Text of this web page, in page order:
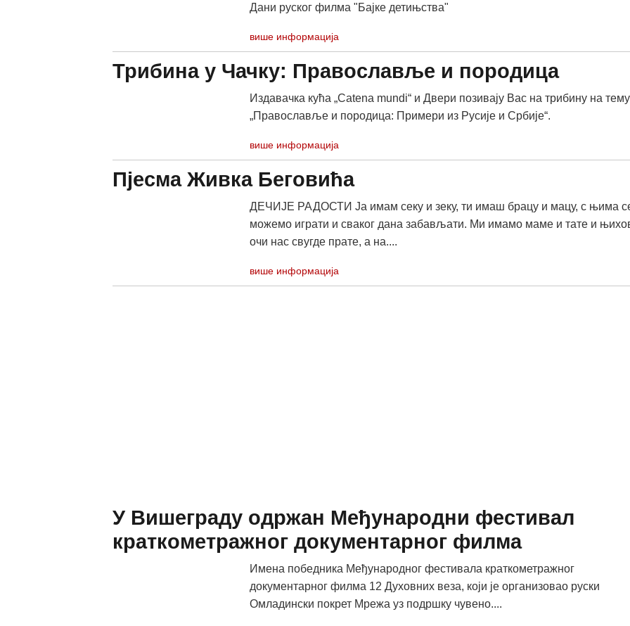
Дани руског филма "Бајке детињства"
више информација
Трибина у Чачку: Православље и породица
Издавачка кућа „Catena mundi“ и Двери позивају Вас на трибину на тему
„Православље и породица: Примери из Русије и Србије“.
више информација
Пјесма Живка Беговића
ДЕЧИЈЕ РАДОСТИ Ја имам секу и зеку, ти имаш брацу и мацу, с њима
можемо играти и сваког дана забављати. Ми имамо маме и тате и
очи нас свугде прате, а на....
више информација
У Вишеграду одржан Међународни фестивал
краткометражног документарног филма
Имена победника Међународног фестивала краткометражног
документарног филма 12 Духовних веза, који је организовао руски
Омладински покрет Мрежа уз подршку чувено....